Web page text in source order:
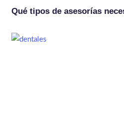
Qué tipos de asesorías